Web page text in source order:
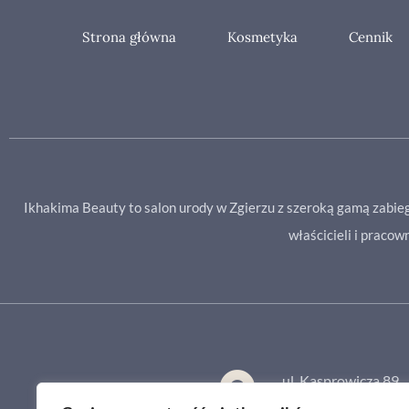
Strona główna Kosmetyka Cennik
Ikhakima Beauty to salon urody w Zgierzu z szeroką gamą
właścicieli i
ul. Kasprowicza 89,
95-100 Zgierz